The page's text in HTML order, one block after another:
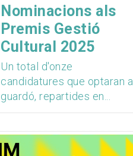
Nominacions als
Premis Gestió
Cultural 2025
Un total d'onze
candidatures que optaran al
guardó, repartides en...